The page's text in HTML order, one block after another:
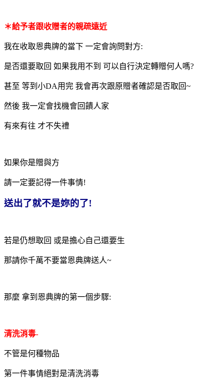
＊給予者跟收贈者的親疏遠近
我在收取恩典牌的當下 一定會詢問對方:
是否還要取回 如果我用不到 可以自行決定轉贈何人嗎?
甚至 等到小DA用完 我會再次跟原贈者確認是否取回~
然後 我一定會找機會回饋人家
有來有往 才不失禮
如果你是贈與方
請一定要記得一件事情!
送出了就不是妳的了!
若是仍想取回 或是擔心自己還要生
那請你千萬不要當恩典牌送人~
那麼 拿到恩典牌的第一個步驟:
清洗消毒-
不管是何種物品
第一件事情絕對是清洗消毒